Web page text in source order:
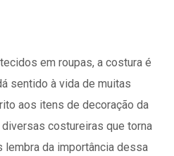
em roupas, a costura é
sentido à vida de muitas
aos itens de decoração da
costureiras que torna
lembra da importância dessa